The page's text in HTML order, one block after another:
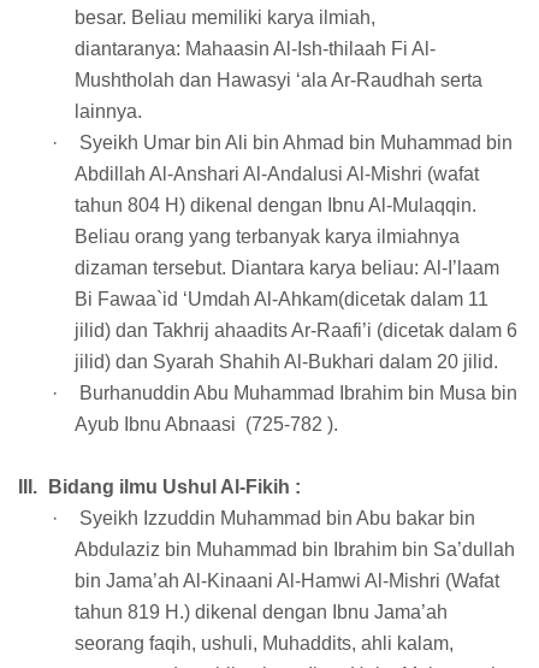
besar. Beliau memiliki karya ilmiah,
diantaranya: Mahaasin Al-Ish-thilaah Fi Al-
Mushtholah dan Hawasyi ‘ala Ar-Raudhah serta
lainnya.
·
Syeikh Umar bin Ali bin Ahmad bin Muhammad bin
Abdillah Al-Anshari Al-Andalusi Al-Mishri (wafat
tahun 804 H) dikenal dengan Ibnu Al-Mulaqqin.
Beliau orang yang terbanyak karya ilmiahnya
dizaman tersebut. Diantara karya beliau: Al-I’laam
Bi Fawaa`id ‘Umdah Al-Ahkam(dicetak dalam 11
jilid) dan Takhrij ahaadits Ar-Raafi’i (dicetak dalam 6
jilid) dan Syarah Shahih Al-Bukhari dalam 20 jilid.
·
Burhanuddin Abu Muhammad Ibrahim bin Musa bin
Ayub Ibnu Abnaasi (725-782 ).
III.
Bidang ilmu Ushul Al-Fikih :
·
Syeikh Izzuddin Muhammad bin Abu bakar bin
Abdulaziz bin Muhammad bin Ibrahim bin Sa’dullah
bin Jama’ah Al-Kinaani Al-Hamwi Al-Mishri (Wafat
tahun 819 H.) dikenal dengan Ibnu Jama’ah
seorang faqih, ushuli, Muhaddits, ahli kalam,